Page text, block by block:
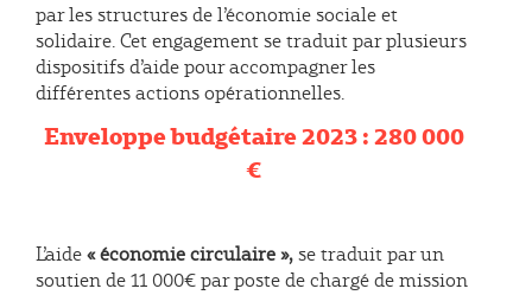
par les structures de l’économie sociale et
solidaire. Cet engagement se traduit par plusieurs
dispositifs d’aide pour accompagner les
différentes actions opérationnelles.
Enveloppe budgétaire 2023 : 280 000
€
L’aide« économie circulaire »,se traduit par un
soutien de 11 000€ par poste de chargé de mission